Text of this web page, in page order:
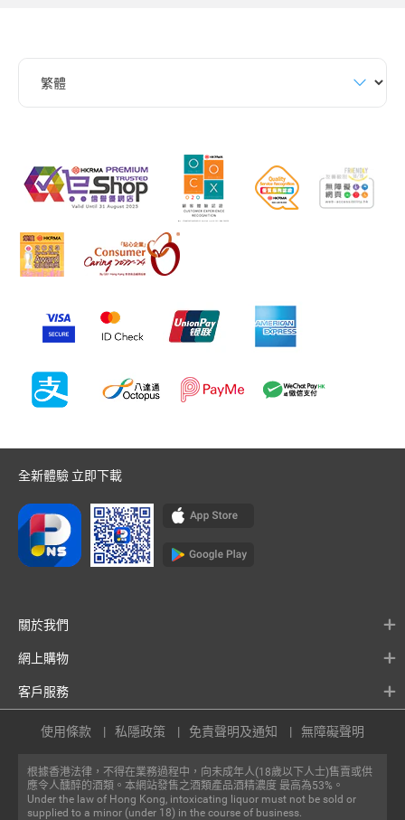
全新體驗 立即下載
關於我們
網上購物
客戶服務
根據香港法律，不得在業務過程中，向未成年人(18歲以下人士)售賣或供
應令人醺醉的酒類。本網站發售之酒類產品酒精濃度 最高為53%。
Under the law of Hong Kong, intoxicating liquor must not be sold or
supplied to a minor (under 18) in the course of business.
使用條款 私隱政策 免責聲明及通知 無障礙聲明